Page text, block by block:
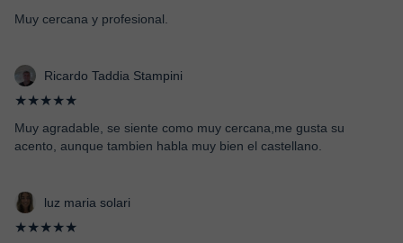
Muy cercana y profesional.
Ricardo Taddia Stampini
★★★★★
Muy agradable, se siente como muy cercana,me gusta su
acento, aunque tambien habla muy bien el castellano.
luz maria solari
★★★★★